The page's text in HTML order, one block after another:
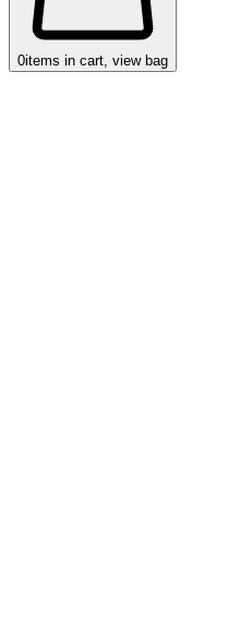
0items in cart, view bag